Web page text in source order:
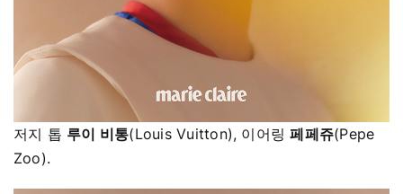
저지 톱 루이 비통(Louis Vuitton), 이어링페페쥬(Pepe
Zoo).